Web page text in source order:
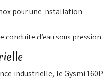
pour une installation
conduite d’eau sous pression.
industrielle, le Gysmi 160P